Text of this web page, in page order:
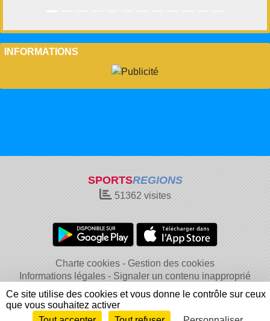
INFORMATIONS
SPORTSREGIONS
51362 visites
Charte cookies
Gestion des cookies
Informations légales
Signaler un contenu inapproprié
Ce site utilise des cookies et vous donne le contrôle sur ceux
que vous souhaitez activer